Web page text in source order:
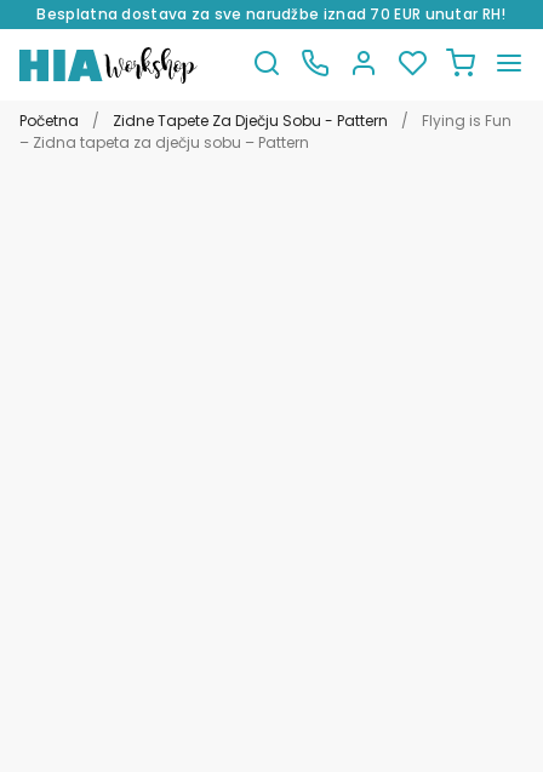
Besplatna dostava za sve narudžbe iznad 70 EUR unutar RH!
na
navigaciju
do
sadržaja
Početna / Zidne Tapete Za Dječju Sobu - Pattern /
Flying is Fun
– Zidna tapeta za dječju sobu – Pattern